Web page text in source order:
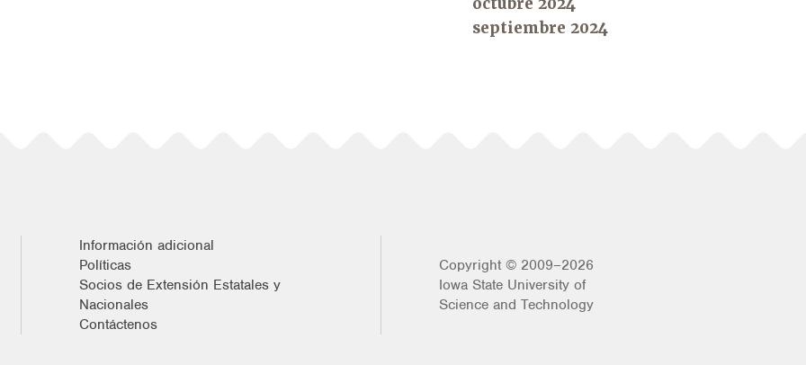
septiembre 2024
Información adicional
Políticas
Socios de Extensión Estatales y
Nacionales
Contáctenos
Copyright © 2009–2026
Iowa State University of
Science and Technology